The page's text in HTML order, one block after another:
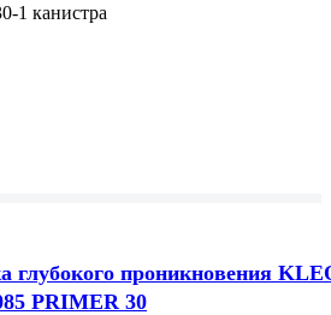
1 канистра
глубокого проникновения
PRIMER 30